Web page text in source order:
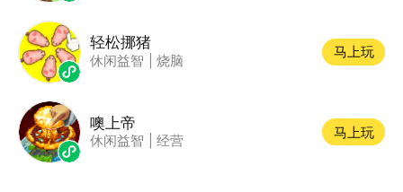
轻松挪猪
休闲益智 烧脑
马上玩
噢上帝
休闲益智 经营
马上玩